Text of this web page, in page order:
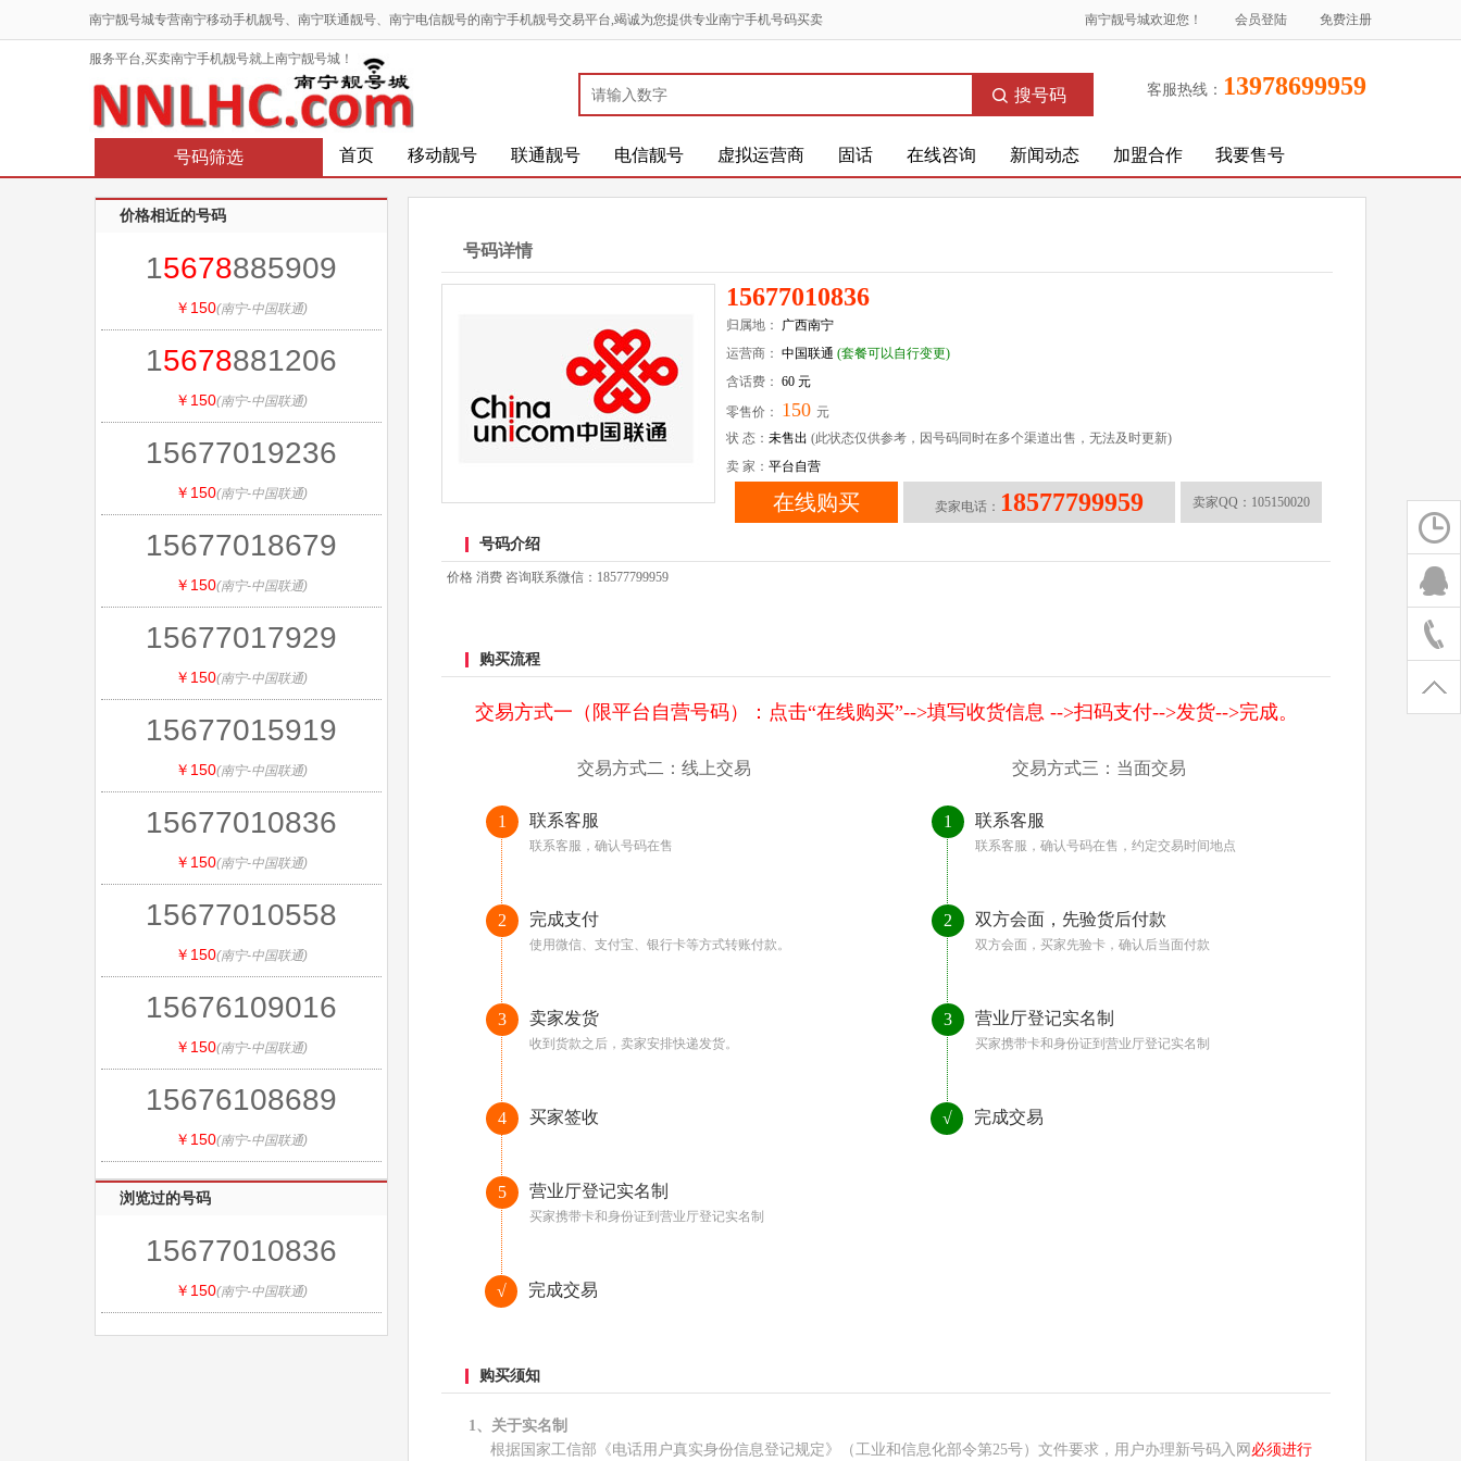
南宁靓号城欢迎您！ 会员登陆 免费注册
南宁靓号城专营南宁移动手机靓号、南宁联通靓号、南宁电信靓号的南宁手机靓号交易平台,竭诚为您提供专业南宁手机号码买卖
服务平台,买卖南宁手机靓号就上南宁靓号城！
搜号码 客服热线： 13978699959
号码筛选 首页 移动靓号 联通靓号 电信靓号 虚拟运营商 固话 在线咨询 新闻动态 加盟合作 我要售号
价格相近的号码
15678885909
￥150(南宁-中国联通)
15678881206
￥150(南宁-中国联通)
15677019236
￥150(南宁-中国联通)
15677018679
￥150(南宁-中国联通)
15677017929
￥150(南宁-中国联通)
15677015919
￥150(南宁-中国联通)
15677010836
￥150(南宁-中国联通)
15677010558
￥150(南宁-中国联通)
15676109016
￥150(南宁-中国联通)
15676108689
￥150(南宁-中国联通)
浏览过的号码
15677010836
￥150(南宁-中国联通)
号码详情
15677010836
归属地： 广西南宁
运营商： 中国联通 (套餐可以自行变更)
含话费： 60 元
零售价： 150 元
状 态： 未售出 (此状态仅供参考，因号码同时在多个渠道出售，无法及时更新)
卖 家： 平台自营
在线购买 卖家电话： 18577799959 卖家QQ： 105150020
号码介绍
价格 消费 咨询联系微信：18577799959
购买流程
交易方式一（限平台自营号码）：点击“在线购买”-->填写收货信息 -->扫码支付-->发货-->完成。
交易方式二：线上交易
1 联系客服
联系客服，确认号码在售
2 完成支付
使用微信、支付宝、银行卡等方式转账付款。
3 卖家发货
收到货款之后，卖家安排快递发货。
4 买家签收
5 营业厅登记实名制
买家携带卡和身份证到营业厅登记实名制
√ 完成交易
交易方式三：当面交易
1 联系客服
联系客服，确认号码在售，约定交易时间地点
2 双方会面，先验货后付款
双方会面，买家先验卡，确认后当面付款
3 营业厅登记实名制
买家携带卡和身份证到营业厅登记实名制
√ 完成交易
购买须知
1、关于实名制
根据国家工信部《电话用户真实身份信息登记规定》（工业和信息化部令第25号）文件要求，用户办理新号码入网 必须进行